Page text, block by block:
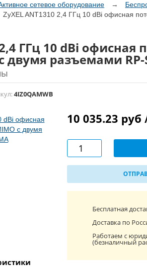
сетевое оборудование →
ZyXEL ANT1310 2,4 ГГц 10 dBi офисная
ГГц 10 dBi офисная
двумя разъемами RP-
4IZ0QAMWB
10 035.23
Бесплатная
Доставка по
Работаем с
(безналичный